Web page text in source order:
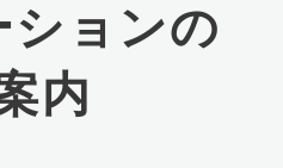
ションの
内